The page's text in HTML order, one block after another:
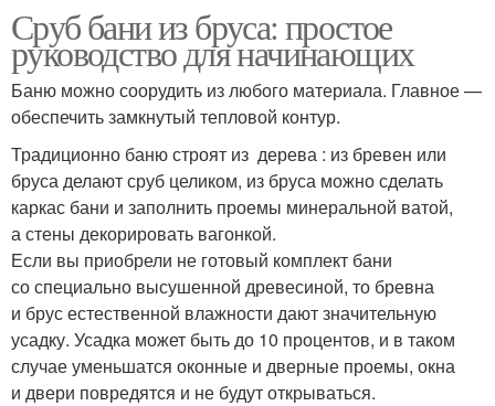
Сруб бани из бруса: простое
руководство для начинающих
Баню можно соорудить из любого материала. Главное —
обеспечить замкнутый тепловой контур.
Традиционно баню строят из дерева : из бревен или
бруса делают сруб целиком, из бруса можно сделать
каркас бани и заполнить проемы минеральной ватой,
а стены декорировать вагонкой.
Если вы приобрели не готовый комплект бани
со специально высушенной древесиной, то бревна
и брус естественной влажности дают значительную
усадку. Усадка может быть до 10 процентов, и в таком
случае уменьшатся оконные и дверные проемы, окна
и двери повредятся и не будут открываться.